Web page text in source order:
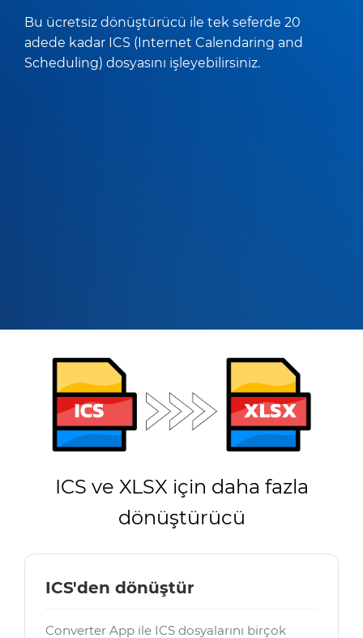
Bu ücretsiz dönüştürücü ile tek seferde 20
adede kadar ICS (Internet Calendaring and
Scheduling) dosyasını işleyebilirsiniz.
ICS ve XLSX için daha fazla
dönüştürücü
ICS'den dönüştür
Converter App ile ICS dosyalarını birçok